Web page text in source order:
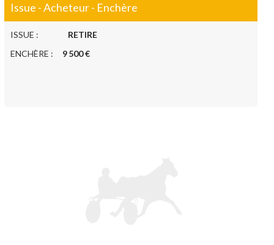
Issue - Acheteur - Enchère
ISSUE : RETIRE
ENCHÈRE : 9 500 €